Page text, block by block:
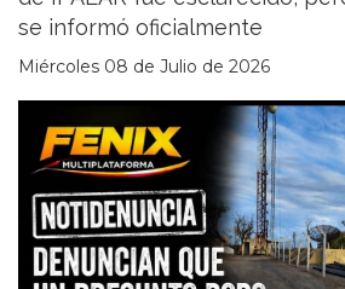
se informó oficialmente
Miércoles 08 de Julio de 2026